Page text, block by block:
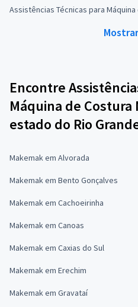
Assistências Técnicas para
Encontre
Máquina de Costura
estado do Rio
Makemak em Alvorada
Makemak em Bento Gonçalves
Makemak em Cachoeirinha
Makemak em Canoas
Makemak em Caxias do Sul
Makemak em Erechim
Makemak em Gravataí